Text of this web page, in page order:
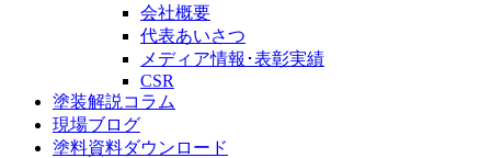
会社概要
代表あいさつ
メディア情報･表彰実績
CSR
塗装解説コラム
現場ブログ
塗料資料ダウンロード